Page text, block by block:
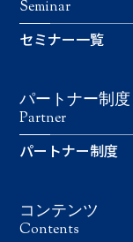
Seminar
セミナー一覧
パートナー制度
Partner
パートナー制度
コンテンツ
Contents